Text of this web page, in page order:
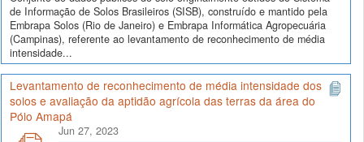
de Informação de Solos Brasileiros (SISB), construído e mantido pela
Embrapa Solos (Rio de Janeiro) e Embrapa Informática Agropecuária
(Campinas), referente ao levantamento de reconhecimento de média
intensidade...
Levantamento de reconhecimento de média intensidade dos
solos e avaliação da aptidão agrícola das terras da área do
Pólo Amapá
Jun 27, 2023